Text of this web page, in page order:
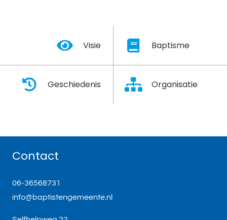
Visie Baptisme
Geschiedenis Organisatie
Contact
06-36568731
info@baptistengemeente.nl